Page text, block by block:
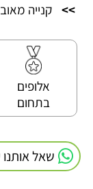
>> קנייה
אלופים
בתחום
שאל